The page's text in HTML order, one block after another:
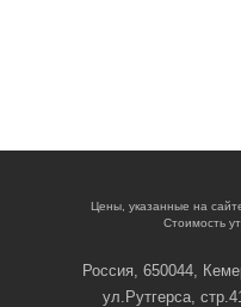
Цены, указанные на
Стоимость
Россия, 650044,
ул.Рутгерса,